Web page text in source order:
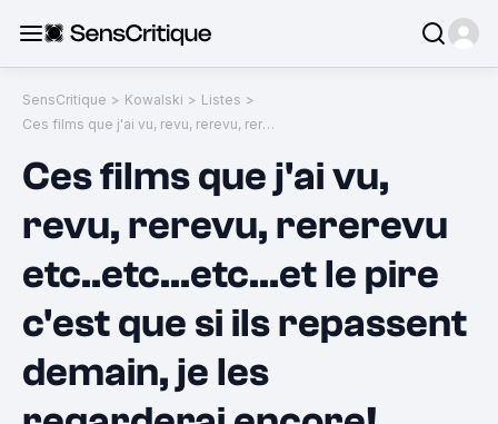
SensCritique > Kowalski > Listes >
Ces films que j'ai vu, revu, rerevu, rererevu etc..etc...etc...et le pire c'est que si ils repassent demain, je les regarderai encore!
Ces films que j'ai vu,
revu, rerevu, rererevu
etc..etc...etc...et le pire
c'est que si ils repassent
demain, je les